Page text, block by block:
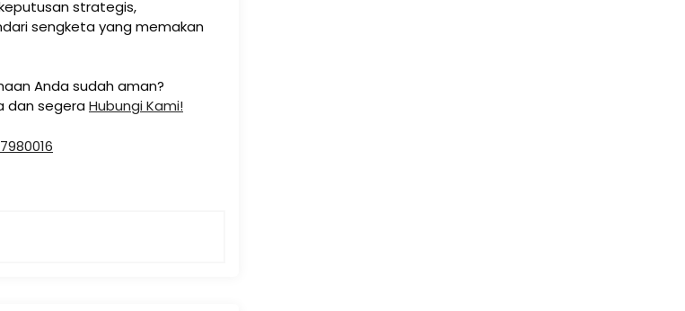
strategis,
sengketa yang memakan
Anda sudah aman?
dan segeraHubungi Kami!